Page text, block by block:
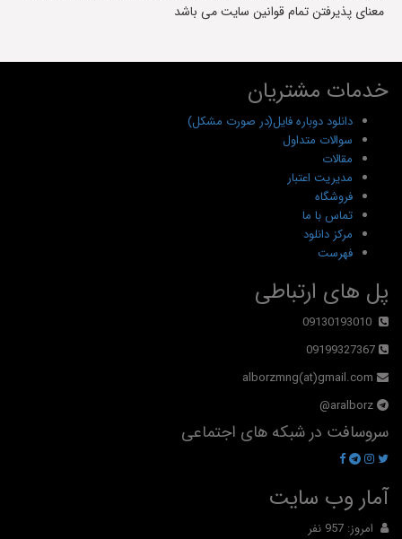
معنای پذیرفتن تمام قوانین سایت می باشد
خدمات مشتریان
دانلود دوباره فایل(در صورت مشکل)
سوالات متداول
مقالات
مدیریت اعتبار
فروشگاه
تماس با ما
مرکز دانلود
فهرست
پل های ارتباطی
09130193010
09199327367
alborzmng(at)gmail.com
aralborz@
سروسافت در شبکه های اجتماعی
آمار وب سایت
امروز: 957 نفر